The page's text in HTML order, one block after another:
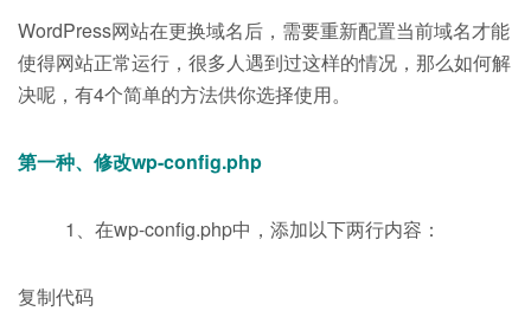
WordPress网站在更换域名后，需要重新配置当前域名才能
使得网站正常运行，很多人遇到过这样的情况，那么如何解
决呢，有4个简单的方法供你选择使用。
第一种、修改wp-config.php
1、在wp-config.php中，添加以下两行内容：
复制代码